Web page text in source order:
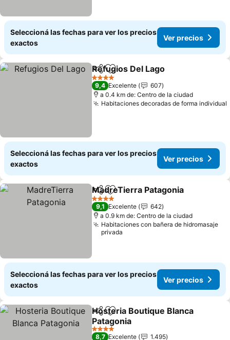
Seleccioná las fechas para ver los precios
exactos
Ver precios
CompartirAñadir a favoritos
Refugios Del Lago
4 Estrellas
9,4 Excelente
607
a 0.4 km de: Centro de la ciudad
Habitaciones decoradas de forma individual
Seleccioná las fechas para ver los precios
exactos
Ver precios
CompartirAñadir a favoritos
MadreTierra Patagonia
4 Estrellas
9,1 Excelente
642
a 0.9 km de: Centro de la ciudad
Habitaciones con bañera de hidromasaje
privada
Seleccioná las fechas para ver los precios
exactos
Ver precios
CompartirAñadir a favoritos
Hosteria Boutique Blanca
Patagonia
4 Estrellas
8,7 Excelente
1.495